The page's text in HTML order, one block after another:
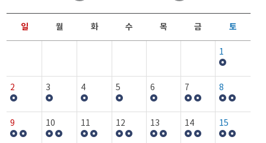
일 월 화 수 목 금 토
1
2 3 4 5 6 7 8
9 10 11 12 13 14 15